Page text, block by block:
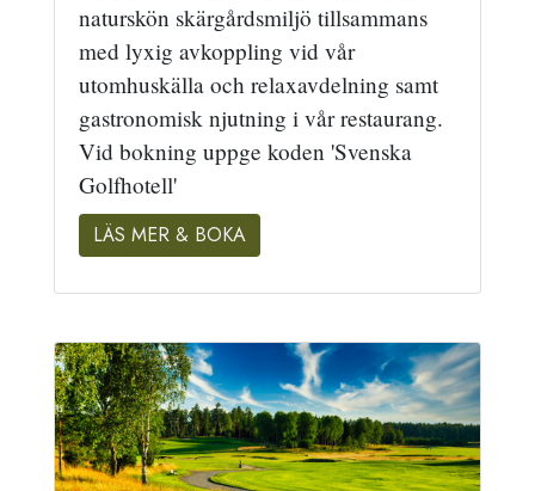
naturskön skärgårdsmiljö tillsammans
med lyxig avkoppling vid vår
utomhuskälla och relaxavdelning samt
gastronomisk njutning i vår restaurang.
Vid bokning uppge koden 'Svenska
Golfhotell'
LÄS MER & BOKA